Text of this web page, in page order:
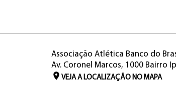
Associação Atlética Banco do
Av. Coronel Marcos, 1000 Bairro
VEJA A LOCALIZAÇÃO NO MAPA